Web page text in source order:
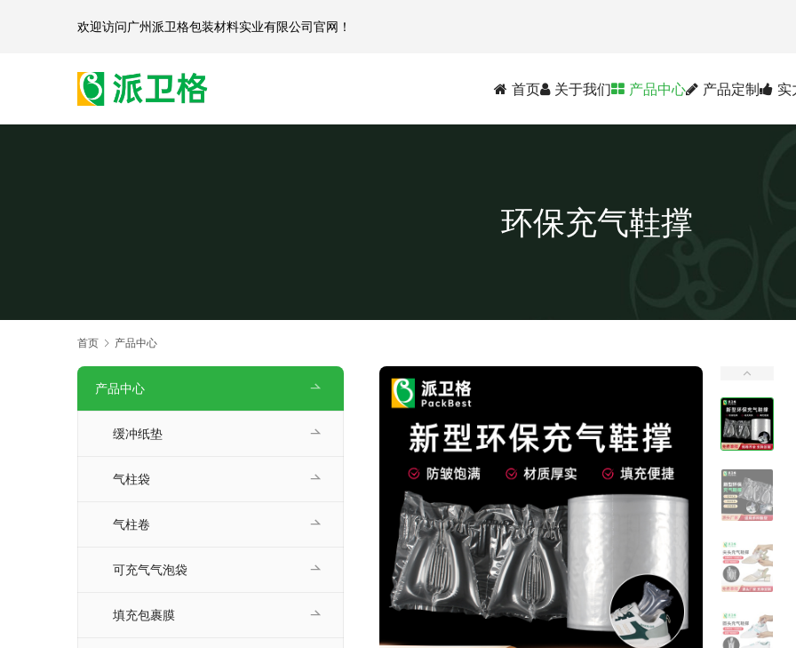
首页 关于我们 产品中心 产品定制 实
环保充气鞋撑
首页 产品中心
产品中心
缓冲纸垫
气柱袋
气柱卷
可充气气泡袋
填充包裹膜
欢迎访问广州派卫格包装材料实业有限公司官网